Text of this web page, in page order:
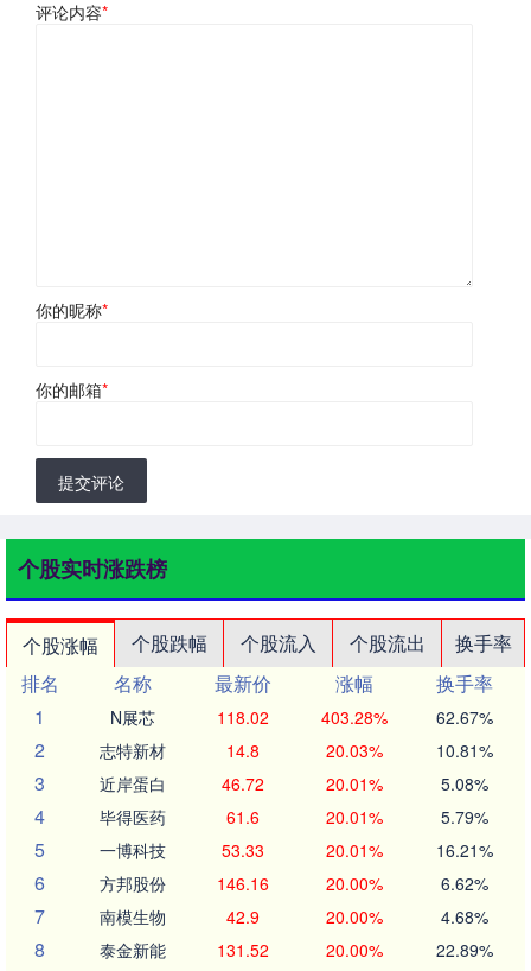
评论内容*
你的昵称*
你的邮箱*
提交评论
个股实时涨跌榜
个股涨幅 个股跌幅 个股流入 个股流出
换手率
排名
名称 最新价 涨幅
换手率
1
N展芯 118.02 403.28% 62.67%
2 志特新材 14.8 20.03% 10.81%
3 近岸蛋白 46.72 20.01% 5.08%
4 毕得医药 61.6 20.01% 5.79%
5 一博科技 53.33 20.01% 16.21%
6 方邦股份 146.16 20.00% 6.62%
7 南模生物 42.9 20.00% 4.68%
8 泰金新能 131.52 20.00% 22.89%